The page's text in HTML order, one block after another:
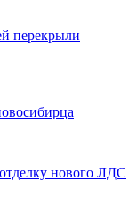
перекрыли
нового ЛДС